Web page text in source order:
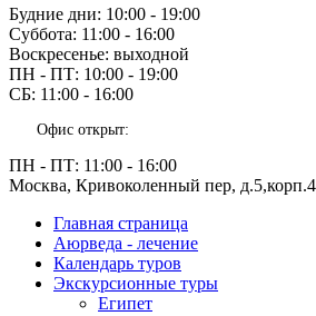
Будние дни: 10:00 - 19:00
Суббота: 11:00 - 16:00
Воскресенье: выходной
ПН - ПТ: 10:00 - 19:00
СБ: 11:00 - 16:00
Офис открыт:
ПН - ПТ: 11:00 - 16:00
Москва, Кривоколенный пер,
Главная страница
Аюрведа - лечение
Календарь туров
Экскурсионные туры
Египет